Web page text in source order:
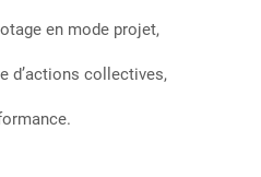
en mode projet,
d’actions collectives,